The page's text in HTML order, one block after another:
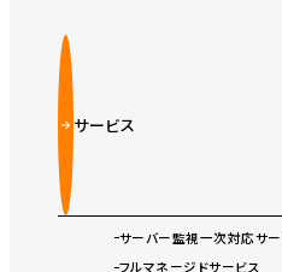
サービス
サーバー監視一次対応サー
フルマネージドサービス